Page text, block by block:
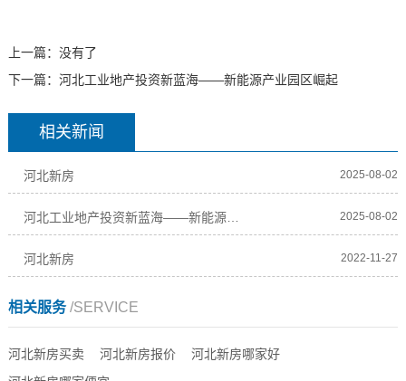
上一篇：没有了
下一篇： 河北工业地产投资新蓝海——新能源产业园区崛起
相关新闻
河北新房 2025-08-02
河北工业地产投资新蓝海——新能源产业园区崛起 2025-08-02
河北新房 2022-11-27
相关服务/SERVICE
河北新房买卖 河北新房报价
河北新房哪家好